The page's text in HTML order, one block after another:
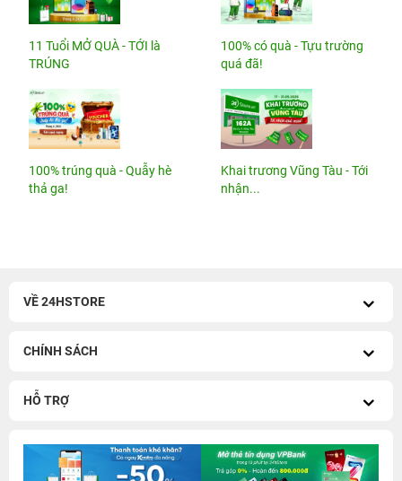
11 Tuổi MỞ QUÀ - TỚI là
TRÚNG
100% có quà - Tựu trường
quá đã!
100% trúng quà - Quẫy hè
thả ga!
Khai trương Vũng Tàu - Tới
nhận...
VỀ 24HSTORE
CHÍNH SÁCH
HỖ TRỢ